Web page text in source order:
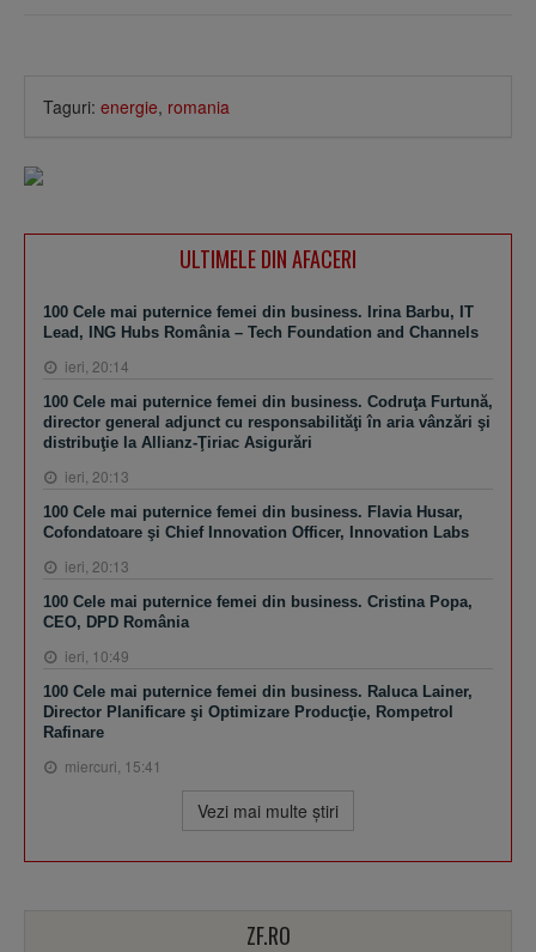
Taguri: energie, romania
ULTIMELE DIN AFACERI
100 Cele mai puternice femei din business. Irina Barbu, IT
Lead, ING Hubs România – Tech Foundation and Channels
ieri, 20:14
100 Cele mai puternice femei din business. Codruţa Furtună,
director general adjunct cu responsabilităţi în aria vânzări şi
distribuţie la Allianz-Ţiriac Asigurări
ieri, 20:13
100 Cele mai puternice femei din business. Flavia Husar,
Cofondatoare şi Chief Innovation Officer, Innovation Labs
ieri, 20:13
100 Cele mai puternice femei din business. Cristina Popa,
CEO, DPD România
ieri, 10:49
100 Cele mai puternice femei din business. Raluca Lainer,
Director Planificare şi Optimizare Producţie, Rompetrol
Rafinare
miercuri, 15:41
Vezi mai multe ştiri
ZF.RO